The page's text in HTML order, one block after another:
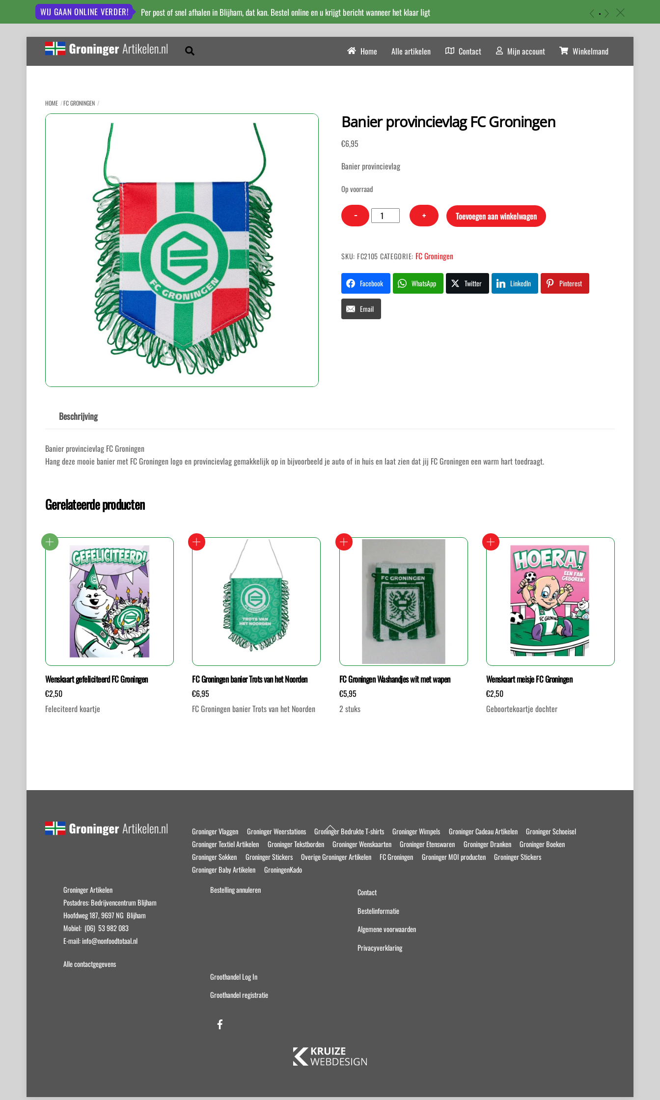
WIJ GAAN ONLINE VERDER! Per post of snel afhalen in Blijham, dat kan. Bestel online en u krijgt bericht wanneer het klaar ligt c
Home Alle artikelen Contact Mijn account Winkelmand
HOME FC GRONINGEN
Banier provincievlag FC Groningen
€6,95
Banier provincievlag
Op voorraad
−
Banier
provincievlag
aantal
+ Toevoegen aan winkelwagen
SKU: FC2105 CATEGORIE: FC Groningen
Facebook WhatsApp Twitter LinkedIn Pinterest
Email
Beschrijving
Banier provincievlag FC Groningen
Hang deze mooie banier met FC Groningen logo en provincievlag gemakkelijk op in bijvoorbeeld je auto of in huis en laat zien dat jij FC Groningen een warm hart toedraagt.
Gerelateerde producten
Wenskaart gefeliciteerd FC Groningen
€2,50
Feleciteerd koartje
FC Groningen banier Trots van het Noorden
€6,95
FC Groningen banier Trots van het Noorden
FC Groningen Washandjes wit met wapen
€5,95
2 stuks
Wenskaart meisje FC Groningen
€2,50
Geboortekoartje dochter
Back
To
Groninger Vlaggen Groninger Weerstations Groninger Bedrukte T-shirts Groninger Wimpels Groninger Cadeau Artikelen
Groninger Schoeisel
Groninger Textiel Artikelen
Groninger Tekstborden Groninger Wenskaarten Groninger Etenswaren Groninger Dranken
Groninger Boeken
Groninger Sokken
Groninger Stickers Overige Groninger Artikelen FC Groningen Groninger MOI producten
Groninger Stickers
Groninger Baby Artikelen
GroningenKado
Groninger Artikelen
Postadres: Bedrijvencentrum Blijham
Hoofdweg 187, 9697 NG Blijham
Mobiel: (06) 53 982 083
E-mail: info@nonfoodtotaal.nl
Alle contactgegevens
Bestelling annuleren
Contact
Bestelinformatie
Algemene voorwaarden
Privacyverklaring
Groothandel Log In
Groothandel registratie